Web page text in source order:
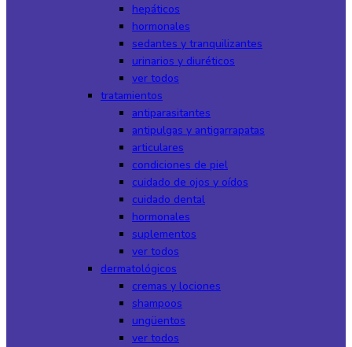
hepáticos
hormonales
sedantes y tranquilizantes
urinarios y diuréticos
ver todos
tratamientos
antiparasitantes
antipulgas y antigarrapatas
articulares
condiciones de piel
cuidado de ojos y oídos
cuidado dental
hormonales
suplementos
ver todos
dermatológicos
cremas y lociones
shampoos
ungüentos
ver todos